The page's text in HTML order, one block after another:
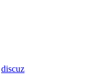
discuz